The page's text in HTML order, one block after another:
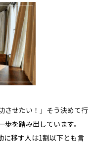
させたい！」そう決めて行
を踏み出しています。
に移す人は1割以下とも言